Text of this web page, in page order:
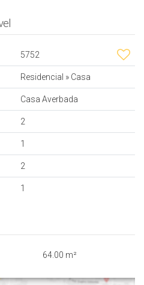
entrada + R$ 36.000,00
R$ 2.690,00
entrada + R$ 36.000,00
em R$ 3.708,00 e
5752
Residencial » Casa
Casa Averbada
2
1
2
1
64 .00 m²